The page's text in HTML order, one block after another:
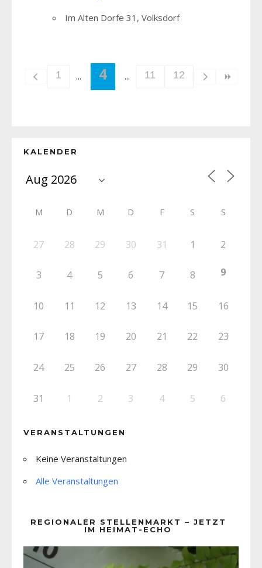
Im Alten Dorfe 31, Volksdorf
1 4 11 12
KALENDER
M D M D F S S
27 28 29 30 31 1 2
3 4 5 6 7 8 9
10 11 12 13 14 15 16
17 18 19 20 21 22 23
24 25 26 27 28 29 30
31 1 2 3 4 5 6
VERANSTALTUNGEN
Keine Veranstaltungen
Alle Veranstaltungen
REGIONALER STELLENMARKT – JETZT
IM HEIMAT-ECHO